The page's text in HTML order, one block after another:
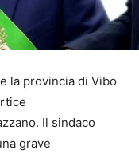
la provincia di Vibo
Il sindaco
grave